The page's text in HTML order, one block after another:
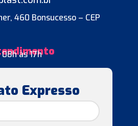
460 Bonsucesso – CEP
às 17h
Expresso